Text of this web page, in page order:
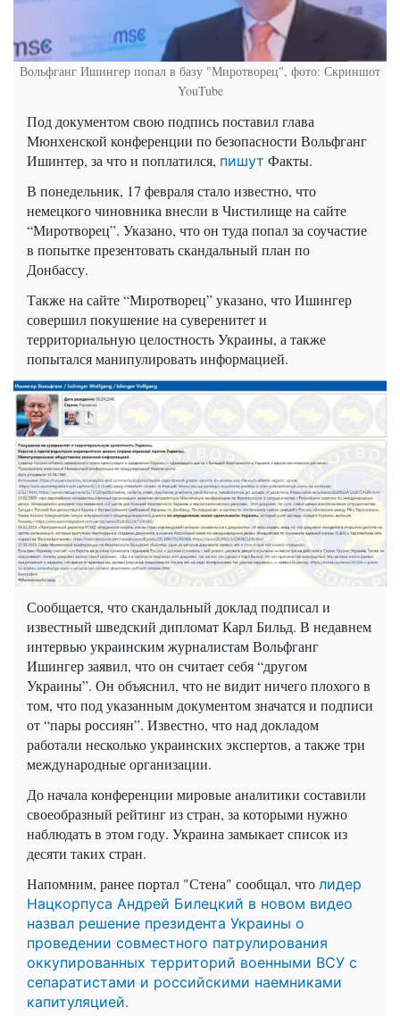
Вольфганг Ишингер попал в базу "Миротворец", фото: Скриншот
YouTube
Под документом свою подпись поставил глава
Мюнхенской конференции по безопасности Вольфганг
Ишинтер, за что и поплатился, пишут Факты.
В понедельник, 17 февраля стало известно, что
немецкого чиновника внесли в Чистилище на сайте
“Миротворец”. Указано, что он туда попал за соучастие
в попытке презентовать скандальный план по
Донбассу.
Также на сайте “Миротворец” указано, чтоИшингер
совершил покушение на суверенитет и
территориальную целостность Украины, а также
попытался манипулировать информацией.
Сообщается, что скандальный доклад подписал и
известный шведский дипломат Карл Бильд. В недавнем
интервью украинским журналистам Вольфганг
Ишингерзаявил, что он считает себя “другом
Украины”. Он объяснил, что не видит ничего плохого в
том, что под указанным документом значатся и подписи
от “пары россиян”. Известно, что над докладом
работали несколько украинских экспертов, а также три
международные организации.
До начала конференции мировые аналитики составили
своеобразный рейтинг из стран, за которыми нужно
наблюдать в этом году. Украина замыкает список из
десяти таких стран.
Напомним, ранее портал "Стена" сообщал, что лидер
Нацкорпуса Андрей Билецкий в новом видео
назвал решение президента Украины о
проведении совместного патрулирования
оккупированных территорий военными ВСУ с
сепаратистами и российскими наемниками
капитуляцией.